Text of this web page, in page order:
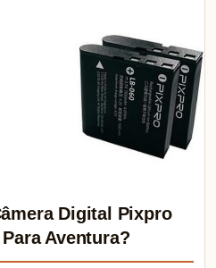
Digital Pixpro
Aventura?